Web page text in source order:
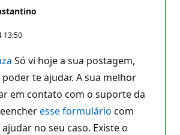
13:50
Só vi hoje a sua postagem,
te ajudar. A sua melhor
em contato com o suporte da
esse formulário com
no seu caso. Existe o